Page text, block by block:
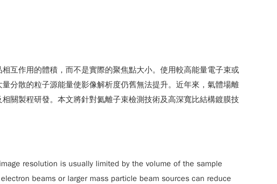
互作用的體積，而不是實際的聚焦點大小。使用較高能量電子束或
分散的粒子源能量使影像解析度仍舊無法提升。近年來，氣體場離
關製程研發。本文將針對氦離子束檢測技術及高深寬比結構鍍膜技
resolution is usually limited by the volume of the sample
beams or larger mass particle beam sources can reduce